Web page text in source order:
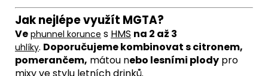
Jak nejlépe využít MGTA?
Ve phunnel korunce s HMS na 2 až 3
uhlíky. Doporučujeme kombinovat s citronem,
pomerančem, mátou nebo lesními plody pro